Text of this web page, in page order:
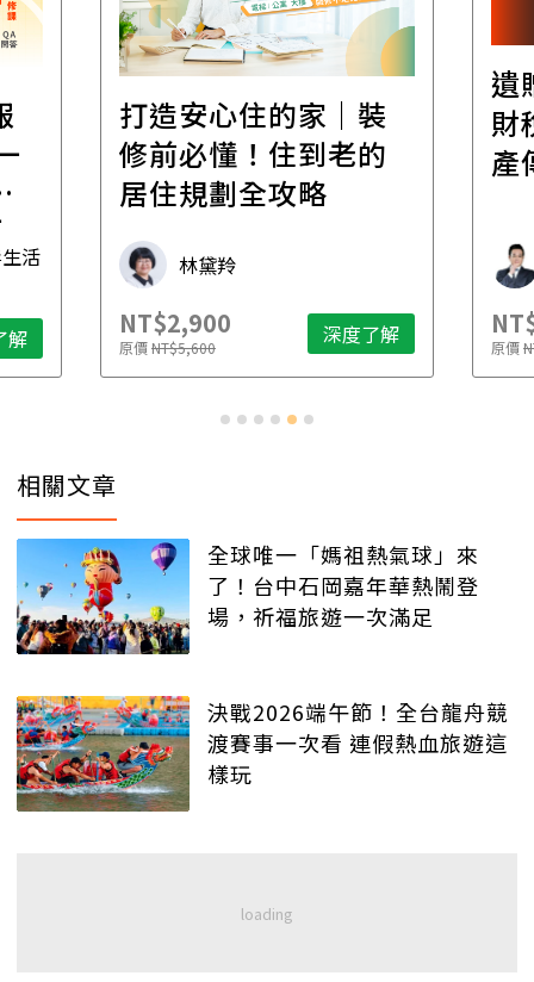
活
解
打造安心住的家｜裝
修前必懂！住到老的
居住規劃全攻略
林黛羚
NT$2,900
原價NT$5,600 深度了解
遺
財
產
原價
相關文章
全球唯一「媽祖熱氣球」來
了！台中石岡嘉年華熱鬧登
場，祈福旅遊一次滿足
決戰2026端午節！全台龍舟競
渡賽事一次看 連假熱血旅遊這
樣玩